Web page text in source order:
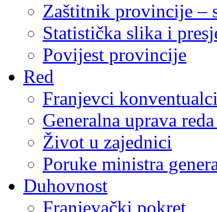
Zaštitnik provincije –
Statistička slika i
Povijest provincije
Red
Franjevci
Generalna uprava
Život u zajednici
Poruke ministra
Duhovnost
Franjevački pokret